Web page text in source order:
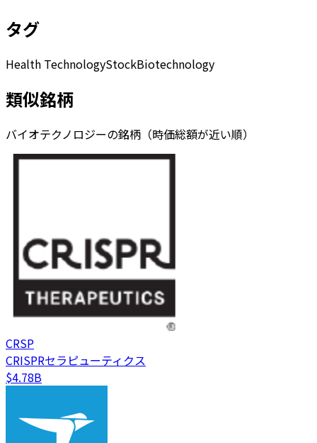
タグ
Health TechnologyStockBiotechnology
類似銘柄
バイオテクノロジーの銘柄（時価総額が近い順）
CRSP
CRISPRセラピューティクス
$4.78B